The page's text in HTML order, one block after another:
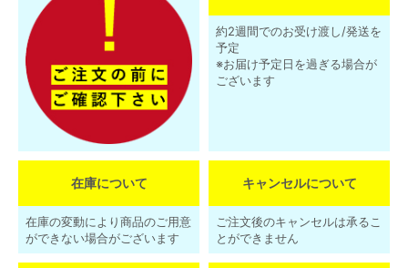
約2週間でのお受け渡し/発送を
予定
※お届け予定日を過ぎる場合が
ございます
在庫について
在庫の変動により商品のご用意
ができない場合がございます
キャンセルについて
ご注文後のキャンセルは承るこ
とができません